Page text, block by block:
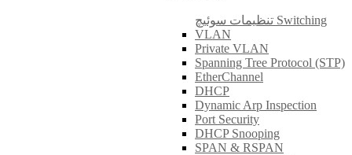
تنظیمات سوئیچ Switching
VLAN
Private VLAN
Spanning Tree Protocol (STP)
EtherChannel
DHCP
Dynamic Arp Inspection
Port Security
DHCP Snooping
SPAN & RSPAN